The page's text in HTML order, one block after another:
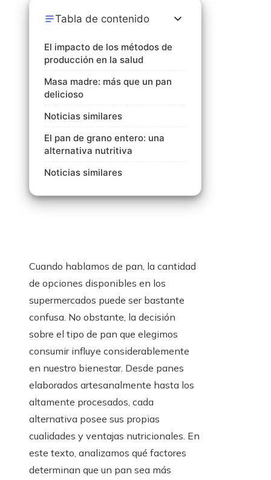
Tabla de contenido
El impacto de los métodos de
producción en la salud
Masa madre: más que un pan
delicioso
Noticias similares
El pan de grano entero: una
alternativa nutritiva
Noticias similares
Cuando hablamos de pan, la cantidad
de opciones disponibles en los
supermercados puede ser bastante
confusa. No obstante, la decisión
sobre el tipo de pan que elegimos
consumir influye considerablemente
en nuestro bienestar. Desde panes
elaborados artesanalmente hasta los
altamente procesados, cada
alternativa posee sus propias
cualidades y ventajas nutricionales. En
este texto, analizamos qué factores
determinan que un pan sea más